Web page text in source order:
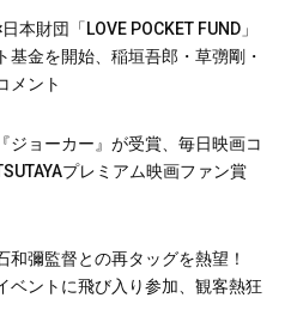
本財団「LOVE POCKET FUND」
基金を開始、稲垣吾郎・草彅剛・
メント
ジョーカー』が受賞、毎日映画コ
プレミアム映画ファン賞
和彌監督との再タッグを熱望！
ベントに飛び入り参加、観客熱狂